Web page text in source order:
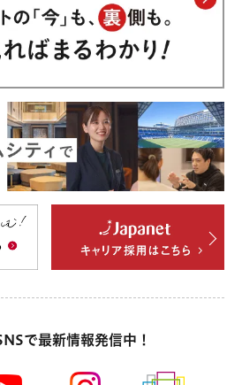
で最新情報発信中！